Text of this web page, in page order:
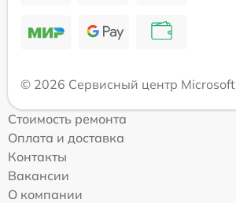
© 2026 Сервисный центр Microsoft
Стоимость ремонта
Оплата и доставка
Контакты
Вакансии
О компании